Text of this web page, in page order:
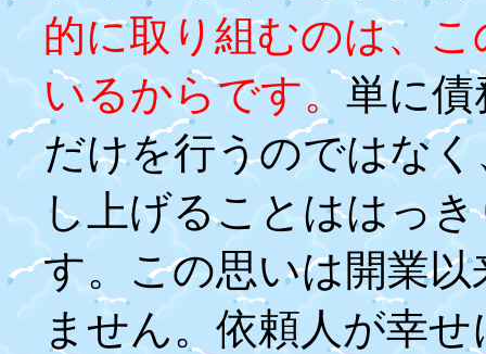
的に取り組むのは、
いるからです。単に債
だけを行うのではな
し上げることははっ
す。この思いは開業
ません。依頼人が幸